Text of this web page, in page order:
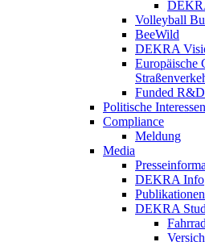
Volleyball
BeeWild
DEKRA
Europäische
Funded
Politische
Compliance
Meldung
Media
DEKRA Info
Publikationen
DEKRA